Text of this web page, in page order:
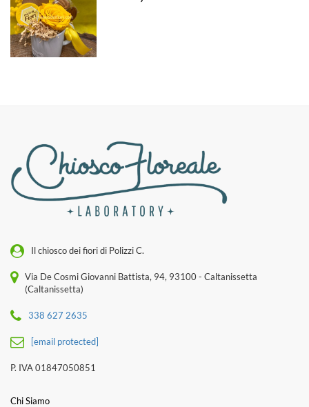
Il chiosco dei fiori di Polizzi C.
Via De Cosmi Giovanni Battista, 94, 93100 - Caltanissetta
(Caltanissetta)
338 627 2635
[email protected]
P. IVA 01847050851
Chi Siamo